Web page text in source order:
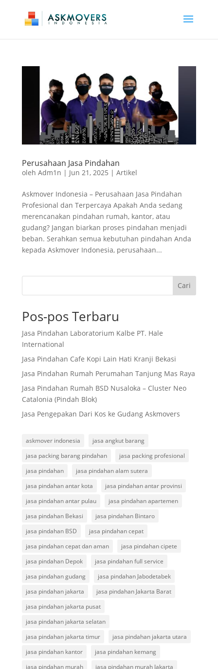
Perusahaan Jasa Pindahan
oleh Adm1n | Jun 21, 2025 | Artikel
Askmover Indonesia – Perusahaan Jasa Pindahan
Profesional dan Terpercaya Apakah Anda sedang
merencanakan pindahan rumah, kantor, atau
gudang? Jangan biarkan proses pindahan menjadi
beban. Serahkan semua kebutuhan pindahan Anda
kepada Askmover Indonesia, perusahaan...
Cari
Pos-pos Terbaru
Jasa Pindahan Laboratorium Kalbe PT. Hale
International
Jasa Pindahan Cafe Kopi Lain Hati Kranji Bekasi
Jasa Pindahan Rumah Perumahan Tanjung Mas Raya
Jasa Pindahan Rumah BSD Nusaloka – Cluster Neo
Catalonia (Pindah Blok)
Jasa Pengepakan Dari Kos ke Gudang Askmovers
askmover indonesia
jasa angkut barang
jasa packing barang pindahan
jasa packing profesional
jasa pindahan
jasa pindahan alam sutera
jasa pindahan antar kota
jasa pindahan antar provinsi
jasa pindahan antar pulau
jasa pindahan apartemen
jasa pindahan Bekasi
jasa pindahan Bintaro
jasa pindahan BSD
jasa pindahan cepat
jasa pindahan cepat dan aman
jasa pindahan cipete
jasa pindahan Depok
jasa pindahan full service
jasa pindahan gudang
jasa pindahan Jabodetabek
jasa pindahan jakarta
jasa pindahan Jakarta Barat
jasa pindahan jakarta pusat
jasa pindahan jakarta selatan
jasa pindahan jakarta timur
jasa pindahan jakarta utara
jasa pindahan kantor
jasa pindahan kemang
jasa pindahan murah
jasa pindahan murah Jakarta